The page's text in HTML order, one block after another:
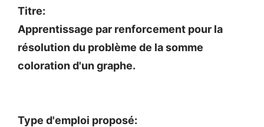
Titre:
Apprentissage par renforcement pour la
résolution du problème de la somme
coloration d'un graphe.
Type d'emploi proposé: